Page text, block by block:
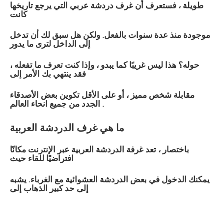
طويلة ، فستعرف أن غرف دردشة عربي التي يرجع تاريخها
كانت
موجودة منذ عدة سنوات بالفعل. ولكن هل سبق لك أن تدخل
إلى الداخل لترى ما يدور
حوله؟ هذا ليس غريبًا كما يبدو ، وإذا كنت تعرف ما تفعله ،
فقد ينتهي بك الأمر إلى
مقابلة شخص مميز ، أو على الأقل تكوين بعض الأصدقاء
الجدد من جميع انحاء العالم .
ما هي غرف الدردشة العربية
باختصار ، تعد غرفة الدردشة العربية عبر الإنترنت مكانًا
افتراضيًا للقاء حيث
يمكنك الدخول في بعض الدردشة العشوائية مع الغرباء. يشبه
إلى حد كبير الذهاب إلى